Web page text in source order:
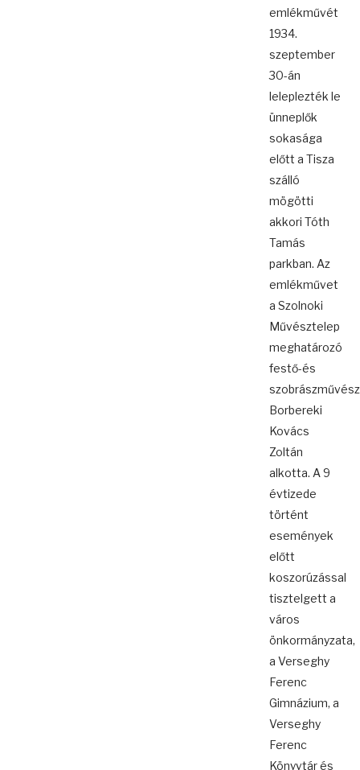
emlékművét
1934.
szeptember
30-án
leleplezték le
ünneplők
sokasága
előtt a Tisza
szálló
mögötti
akkori Tóth
Tamás
parkban. Az
emlékművet
a Szolnoki
Művésztelep
meghatározó
festő-és
Borbereki
Kovács
Zoltán
alkotta. A 9
évtizede
történt
események
előtt
koszorúzással
tisztelgett a
város
önkormányzata,
a Verseghy
Ferenc
Gimnázium, a
Verseghy
Ferenc
Könyvtár és